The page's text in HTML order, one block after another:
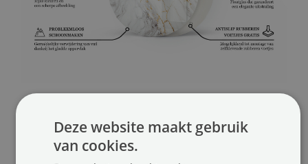
AANBEVOLEN PRODUCTEN
Deze website maakt gebruik
van cookies.